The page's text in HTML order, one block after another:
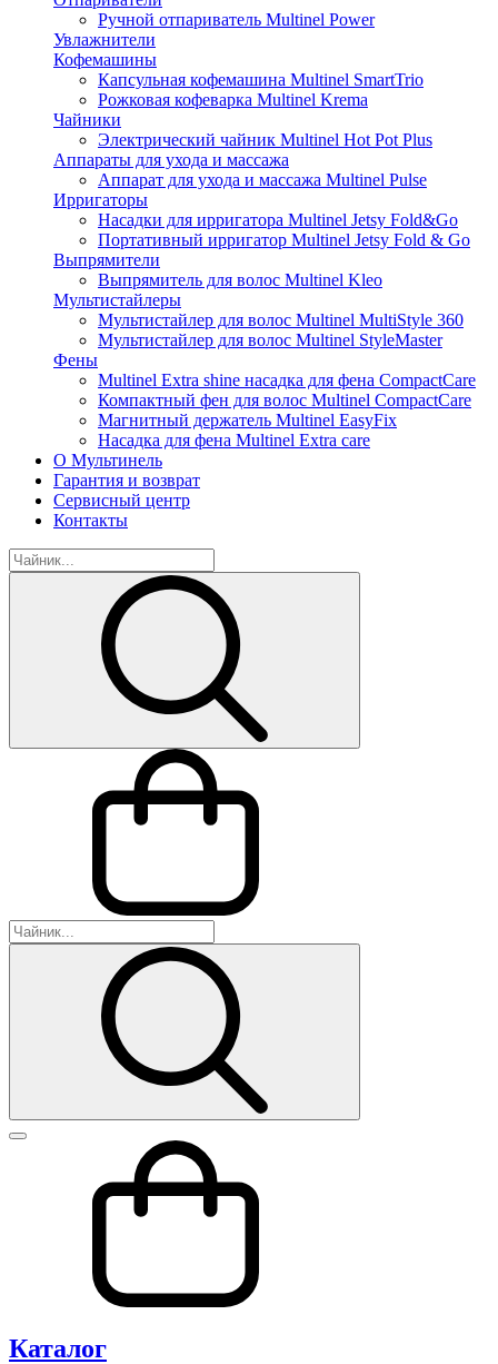
Ручной отпариватель Multinel Power
Увлажнители
Кофемашины
Капсульная кофемашина Multinel SmartTrio
Рожковая кофеварка Multinel Krema
Чайники
Электрический чайник Multinel Hot Pot Plus
Аппараты для ухода и массажа
Аппарат для ухода и массажа Multinel Pulse
Ирригаторы
Насадки для ирригатора Multinel Jetsy Fold&Go
Портативный ирригатор Multinel Jetsy Fold & Go
Выпрямители
Выпрямитель для волос Multinel Kleo
Мультистайлеры
Мультистайлер для волос Multinel MultiStyle 360
Мультистайлер для волос Multinel StyleMaster
Фены
Multinel Extra shine насадка для фена СompactCare
Компактный фен для волос Multinel CompactCare
Магнитный держатель Multinel EasyFix
Насадка для фена Multinel Extra care
О Мультинель
Гарантия и возврат
Сервисный центр
Контакты
Каталог